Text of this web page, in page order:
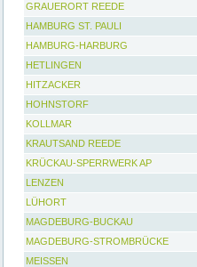
GRAUERORT REEDE
HAMBURG ST. PAULI
HAMBURG-HARBURG
HETLINGEN
HITZACKER
HOHNSTORF
KOLLMAR
KRAUTSAND REEDE
KRÜCKAU-SPERRWERK AP
LENZEN
LÜHORT
MAGDEBURG-BUCKAU
MAGDEBURG-STROMBRÜCKE
MEISSEN